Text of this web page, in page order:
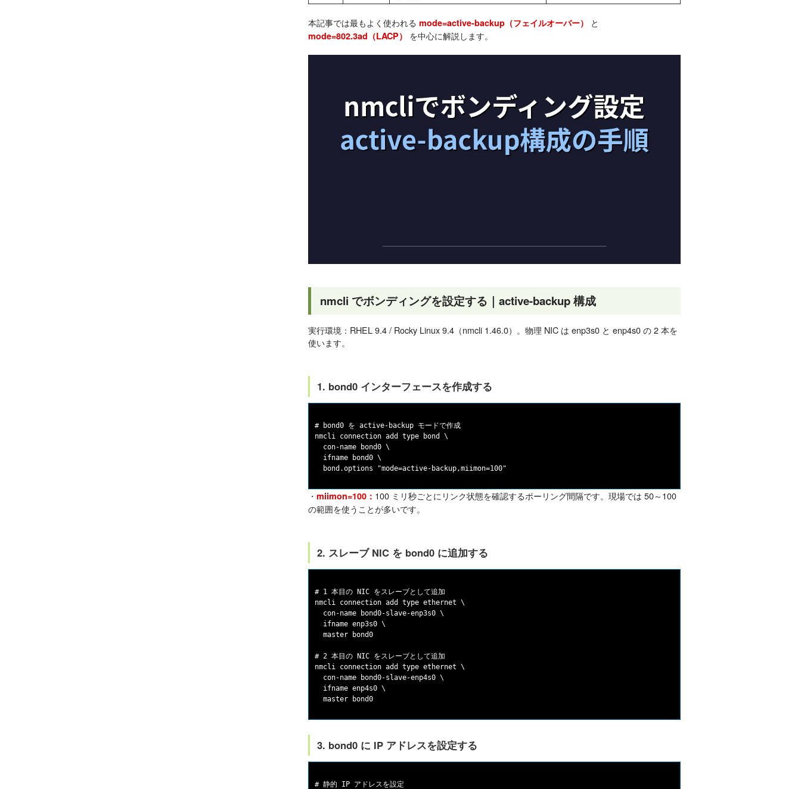
本記事では最もよく使われる mode=active-backup（フェイルオーバー） と
mode=802.3ad（LACP） を中心に解説します。
nmcli でボンディングを設定する｜active-backup 構成
実行環境：RHEL 9.4 / Rocky Linux 9.4（nmcli 1.46.0）。物理 NIC は enp3s0 と enp4s0 の 2 本を
使います。
1. bond0 インターフェースを作成する
# bond0 を active-backup モードで作成
nmcli connection add type bond \
  con-name bond0 \
  ifname bond0 \
・ miimon=100： 100 ミリ秒ごとにリンク状態を確認するポーリング間隔です。現場では 50～100
の範囲を使うことが多いです。
2. スレーブ NIC を bond0 に追加する
# 1 本目の NIC をスレーブとして追加
nmcli connection add type ethernet \
  con-name bond0-slave-enp3s0 \
  ifname enp3s0 \
  master bond0
# 2 本目の NIC をスレーブとして追加
nmcli connection add type ethernet \
  con-name bond0-slave-enp4s0 \
  ifname enp4s0 \
3. bond0 に IP アドレスを設定する
# 静的 IP アドレスを設定